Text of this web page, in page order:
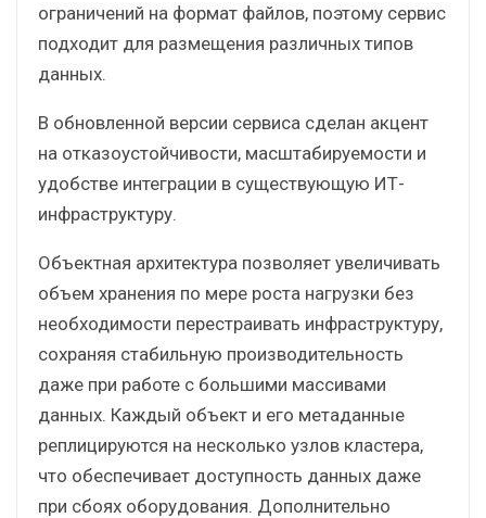
ограничений на формат файлов, поэтому сервис
подходит для размещения различных типов
данных.
В обновленной версии сервиса сделан акцент
на отказоустойчивости, масштабируемости и
удобстве интеграции в существующую ИТ-
инфраструктуру.
Объектная архитектура позволяет увеличивать
объем хранения по мере роста нагрузки без
необходимости перестраивать инфраструктуру,
сохраняя стабильную производительность
даже при работе с большими массивами
данных. Каждый объект и его метаданные
реплицируются на несколько узлов кластера,
что обеспечивает доступность данных даже
при сбоях оборудования. Дополнительно